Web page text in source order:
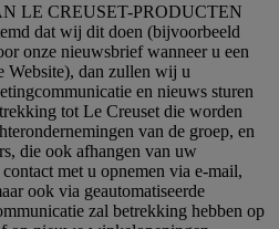
LE CREUSET-PRODUCTEN
dat wij dit doen (bijvoorbeeld
onze nieuwsbrief wanneer u een
Website), dan zullen wij u
en nieuws sturen
tot Le Creuset die worden
van de groep, en
die ook afhangen van uw
met u opnemen via e-mail,
ook via geautomatiseerde
zal betrekking hebben op